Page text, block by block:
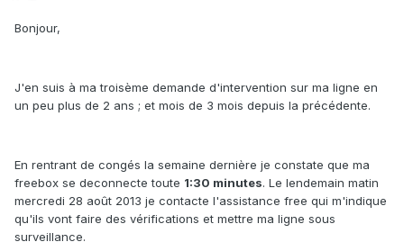
Bonjour,
J'en suis à ma troisème demande d'intervention sur ma ligne en
un peu plus de 2 ans ; et mois de 3 mois depuis la précédente.
En rentrant de congés la semaine dernière je constate que ma
freebox se deconnecte toute 1:30 minutes. Le lendemain matin
mercredi 28 août 2013 je contacte l'assistance free qui m'indique
qu'ils vont faire des vérifications et mettre ma ligne sous
surveillance.